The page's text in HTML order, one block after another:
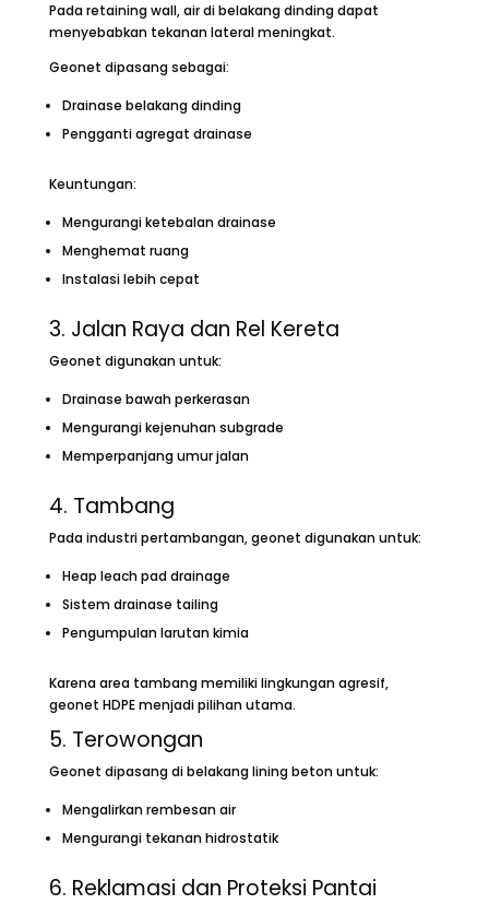
Pada retaining wall, air di belakang dinding dapat
menyebabkan tekanan lateral meningkat.
Geonet dipasang sebagai:
Drainase belakang dinding
Pengganti agregat drainase
Keuntungan:
Mengurangi ketebalan drainase
Menghemat ruang
Instalasi lebih cepat
3. Jalan Raya dan Rel Kereta
Geonet digunakan untuk:
Drainase bawah perkerasan
Mengurangi kejenuhan subgrade
Memperpanjang umur jalan
4. Tambang
Pada industri pertambangan, geonet digunakan untuk:
Heap leach pad drainage
Sistem drainase tailing
Pengumpulan larutan kimia
Karena area tambang memiliki lingkungan agresif,
geonet HDPE menjadi pilihan utama.
5. Terowongan
Geonet dipasang di belakang lining beton untuk:
Mengalirkan rembesan air
Mengurangi tekanan hidrostatik
6. Reklamasi dan Proteksi Pantai